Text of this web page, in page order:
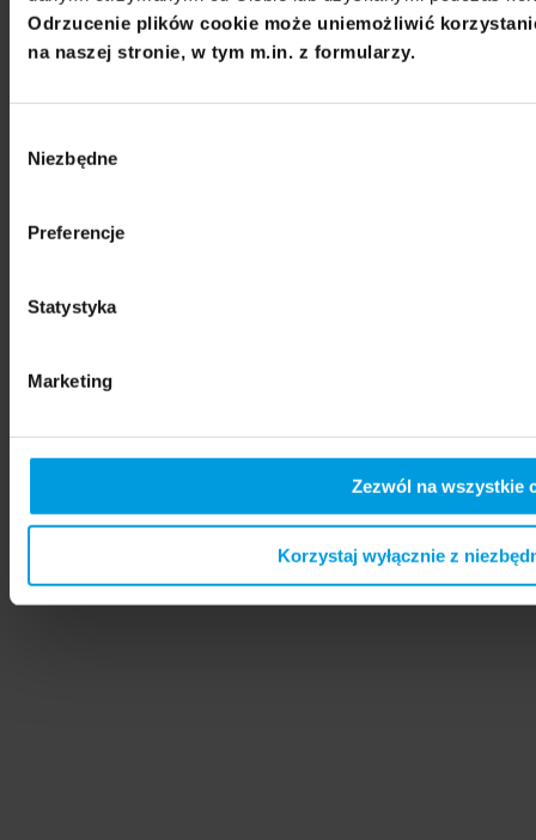
Odrzucenie plików cookie może uniemożliwić
na naszej stronie, w tym m.in. z formularzy.
zgody
Niezbędne
Preferencje
Statystyka
Marketing
Zezwól na wszystkie
Korzystaj wyłącznie z
© 2021 - 2026 Uniwersytet SWPS
Polityka prywatności
Deklaracja dostępności
Członkostwa w stowarzyszeniach i akredytacje